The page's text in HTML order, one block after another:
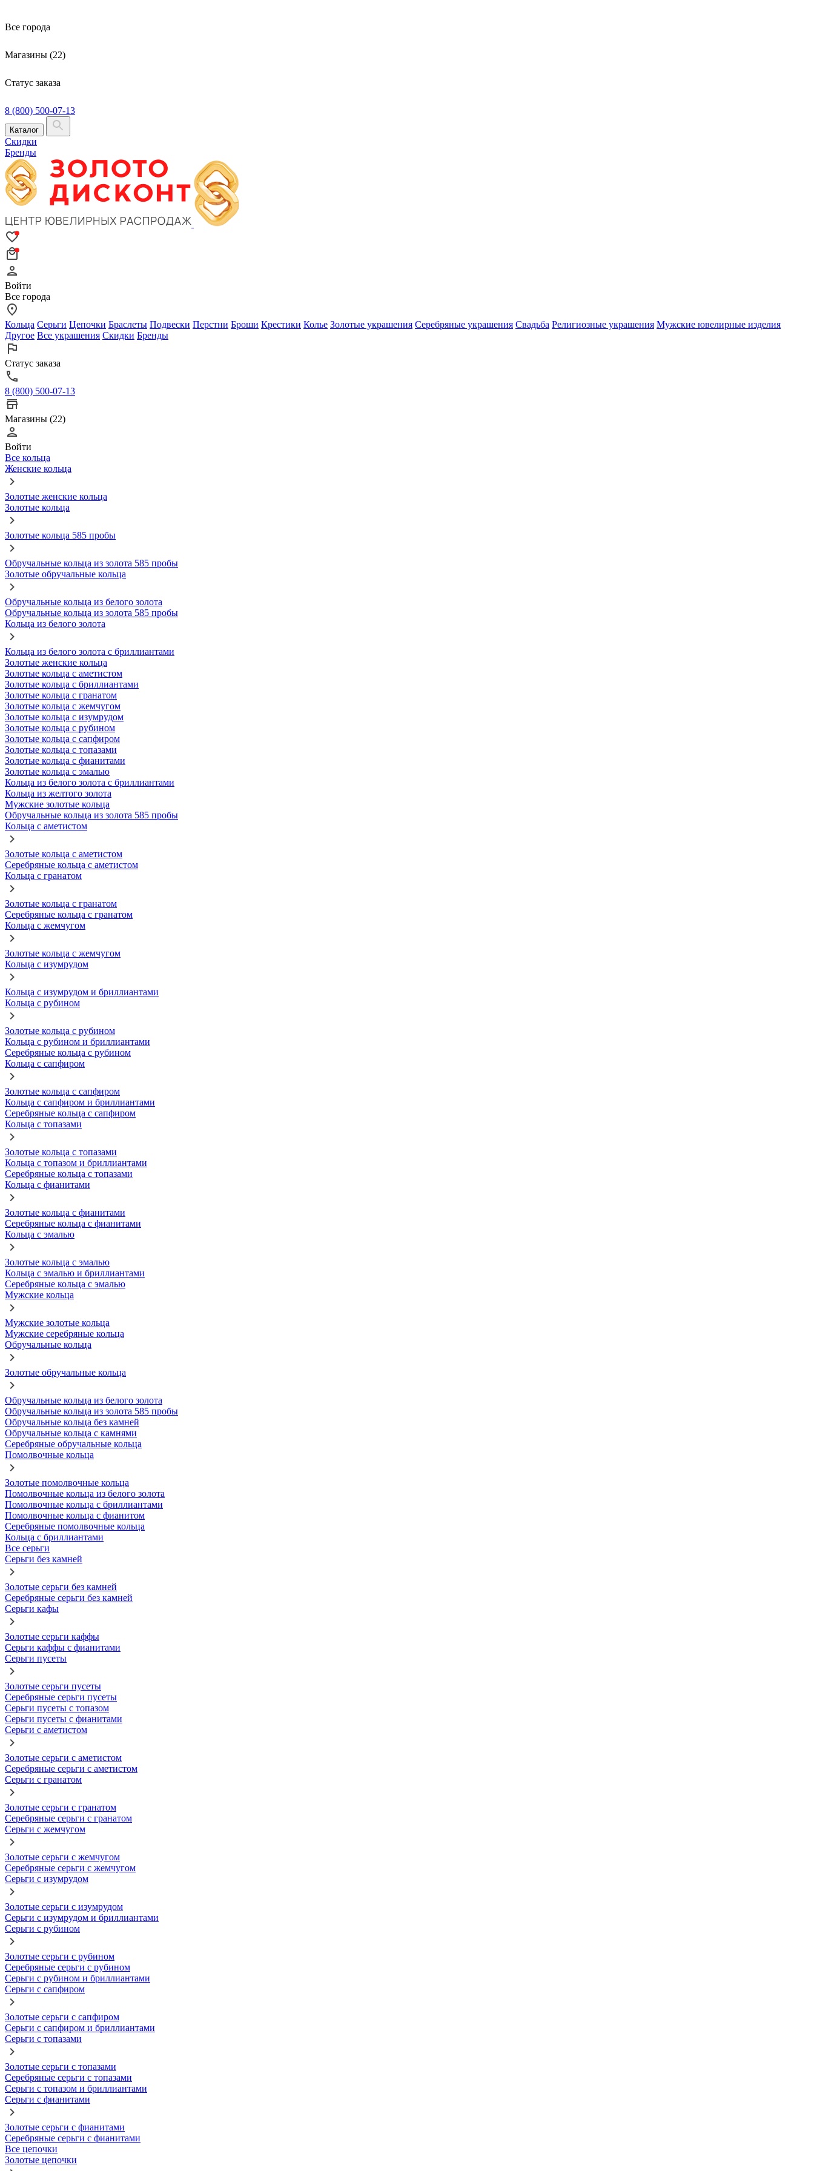
Все города
Магазины (22)
Статус заказа
8 (800) 500-07-13
Каталог
Скидки
Бренды
Войти
Все города
Кольца Серьги Цепочки Браслеты Подвески Перстни Броши Крестики Колье Золотые украшения Серебряные украшения Свадьба Религиозные украшения Мужские ювелирные изделия
Другое Все украшения Скидки Бренды
Статус заказа
8 (800) 500-07-13
Магазины (22)
Войти
Все кольца
Женские кольца
Золотые женские кольца
Золотые кольца
Золотые кольца 585 пробы
Обручальные кольца из золота 585 пробы
Золотые обручальные кольца
Обручальные кольца из белого золота
Обручальные кольца из золота 585 пробы
Кольца из белого золота
Кольца из белого золота с бриллиантами
Золотые женские кольца
Золотые кольца с аметистом
Золотые кольца с бриллиантами
Золотые кольца с гранатом
Золотые кольца с жемчугом
Золотые кольца с изумрудом
Золотые кольца с рубином
Золотые кольца с сапфиром
Золотые кольца с топазами
Золотые кольца с фианитами
Золотые кольца с эмалью
Кольца из белого золота с бриллиантами
Кольца из желтого золота
Мужские золотые кольца
Обручальные кольца из золота 585 пробы
Кольца с аметистом
Золотые кольца с аметистом
Серебряные кольца с аметистом
Кольца с гранатом
Золотые кольца с гранатом
Серебряные кольца с гранатом
Кольца с жемчугом
Золотые кольца с жемчугом
Кольца с изумрудом
Кольца с изумрудом и бриллиантами
Кольца с рубином
Золотые кольца с рубином
Кольца с рубином и бриллиантами
Серебряные кольца с рубином
Кольца с сапфиром
Золотые кольца с сапфиром
Кольца с сапфиром и бриллиантами
Серебряные кольца с сапфиром
Кольца с топазами
Золотые кольца с топазами
Кольца с топазом и бриллиантами
Серебряные кольца с топазами
Кольца с фианитами
Золотые кольца с фианитами
Серебряные кольца с фианитами
Кольца с эмалью
Золотые кольца с эмалью
Кольца с эмалью и бриллиантами
Серебряные кольца с эмалью
Мужские кольца
Мужские золотые кольца
Мужские серебряные кольца
Обручальные кольца
Золотые обручальные кольца
Обручальные кольца из белого золота
Обручальные кольца из золота 585 пробы
Обручальные кольца без камней
Обручальные кольца с камнями
Серебряные обручальные кольца
Помолвочные кольца
Золотые помолвочные кольца
Помолвочные кольца из белого золота
Помолвочные кольца с бриллиантами
Помолвочные кольца с фианитом
Серебряные помолвочные кольца
Кольца с бриллиантами
Все серьги
Серьги без камней
Золотые серьги без камней
Серебряные серьги без камней
Серьги кафы
Золотые серьги каффы
Серьги каффы с фианитами
Серьги пусеты
Золотые серьги пусеты
Серебряные серьги пусеты
Серьги пусеты с топазом
Серьги пусеты с фианитами
Серьги с аметистом
Золотые серьги с аметистом
Серебряные серьги с аметистом
Серьги с гранатом
Золотые серьги с гранатом
Серебряные серьги с гранатом
Серьги с жемчугом
Золотые серьги с жемчугом
Серебряные серьги с жемчугом
Серьги с изумрудом
Золотые серьги с изумрудом
Серьги с изумрудом и бриллиантами
Серьги с рубином
Золотые серьги с рубином
Серебряные серьги с рубином
Серьги с рубином и бриллиантами
Серьги с сапфиром
Золотые серьги с сапфиром
Серьги с сапфиром и бриллиантами
Серьги с топазами
Золотые серьги с топазами
Серебряные серьги с топазами
Серьги с топазом и бриллиантами
Серьги с фианитами
Золотые серьги с фианитами
Серебряные серьги с фианитами
Все цепочки
Золотые цепочки